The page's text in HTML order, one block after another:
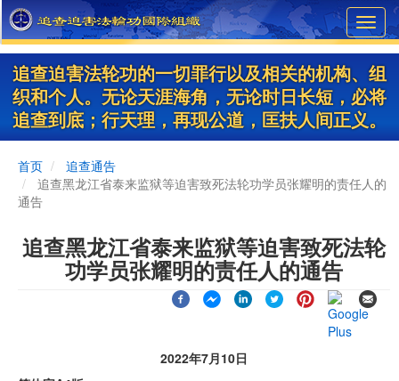
Skip
to
main
content
追查迫害法轮功的一切罪行以及相关的机构、组
织和个人。无论天涯海角，无论时日长短，必将
追查到底；行天理，再现公道，匡扶人间正义。
首页
追查通告
追查黑龙江省泰来监狱等迫害致死法轮功学员张耀明的责任人的
通告
追查黑龙江省泰来监狱等迫害致死法轮
功学员张耀明的责任人的通告
2022年7月10日